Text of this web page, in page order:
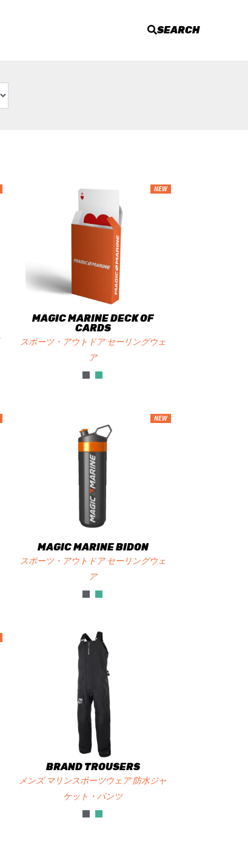
SEARCH
NEW
MAGIC MARINE DECK OF
CARDS
スポーツ・アウトドア セーリングウェ
ア
NEW
MAGIC MARINE BIDON
スポーツ・アウトドア セーリングウェ
ア
BRAND TROUSERS
メンズ マリンスポーツウェア 防水ジャ
ケット・パンツ